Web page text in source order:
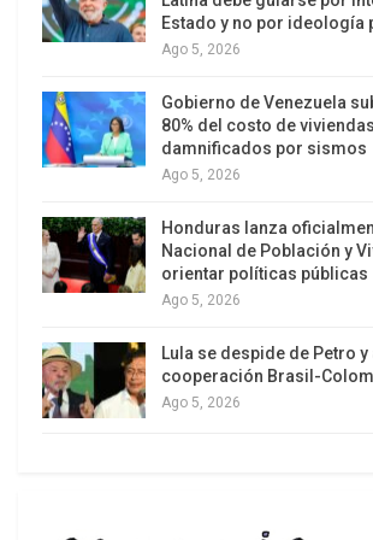
Comunicación Audiovisual y las
sociales en torno a una
en preparación en otros países, que
materializan, pioneramente, en la
argentina, lo que la transforma en
II – El escenario que debe cambiar
Para evaluar la pertinencia de la Ley
de Comunicación Audiovisual como
de reestructuración de los sectores
información y la cultura en moldes
Estado y no por ideología
Ago 5, 2026
Gobierno de Venezuela
80% del costo de
damnificados por sismos
Ago 5, 2026
Honduras lanza
Nacional de Población y
orientar políticas públicas
Ago 5, 2026
Lula se despide de Petro
cooperación Brasil-
Ago 5, 2026